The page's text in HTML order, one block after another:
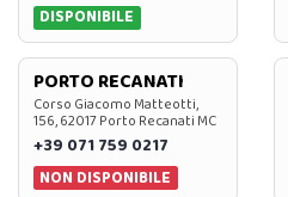
DISPONIBILE
PORTO RECANATI
Corso Giacomo Matteotti,
156, 62017 Porto Recanati MC
+39 071 759 0217
NON DISPONIBILE